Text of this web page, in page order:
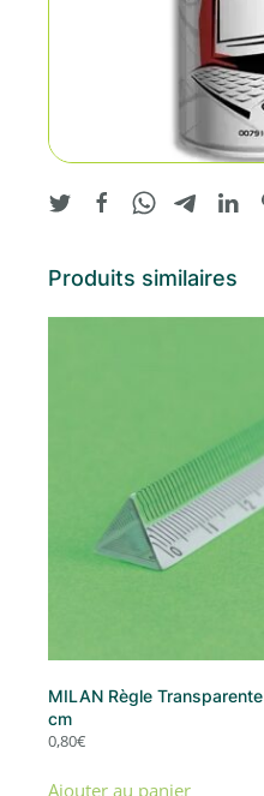
Produits similaires
MILAN Règle
cm
0,80€
Ajouter au panier